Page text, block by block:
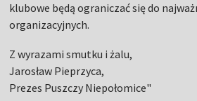
klubowe będą ograniczać się do
organizacyjnych.
Z wyrazami smutku i żalu,
Jarosław Pieprzyca,
Prezes Puszczy Niepołomice"